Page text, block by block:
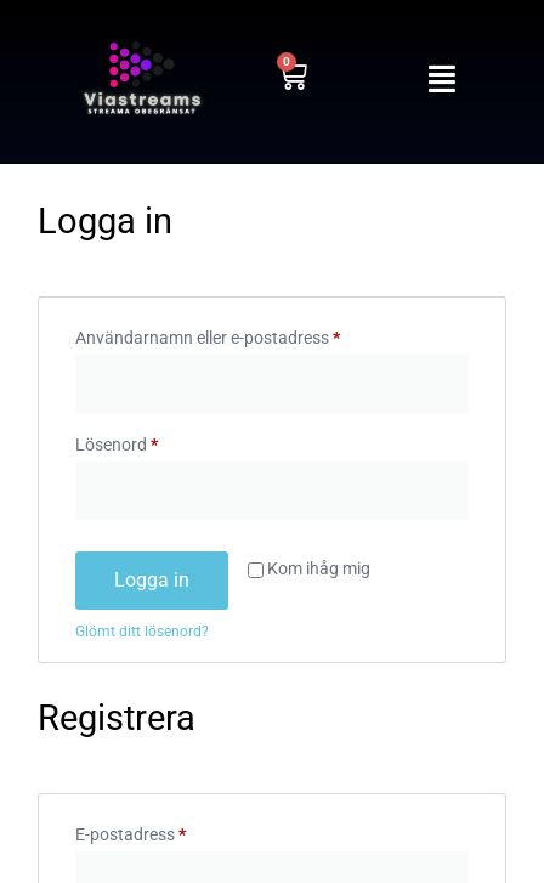
0
Logga in
Användarnamn eller e-postadress*
Lösenord*
Kom ihåg mig
Logga in
Glömt ditt lösenord?
Registrera
E-postadress*